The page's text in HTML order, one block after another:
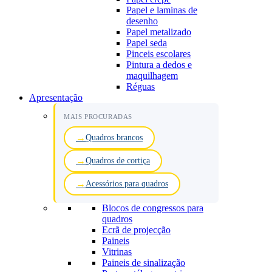
Papel e laminas de
desenho
Papel metalizado
Papel seda
Pinceis escolares
Pintura a dedos e
maquilhagem
Réguas
Apresentação
MAIS PROCURADAS
Quadros brancos
Quadros de cortiça
Acessórios para quadros
Blocos de congressos para
quadros
Ecrã de projecção
Paineis
Vitrinas
Paineis de sinalização